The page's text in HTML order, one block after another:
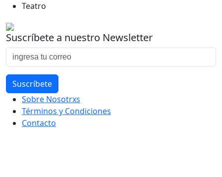
Teatro
Suscríbete a nuestro Newsletter
Sobre Nosotrxs
Términos y Condiciones
Contacto